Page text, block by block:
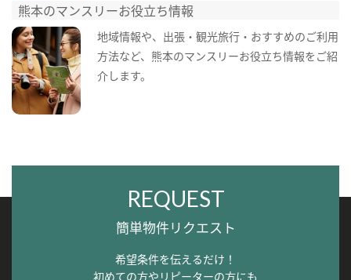
熊本のマンスリーお役立ち情報
地域情報や、出張・観光旅行・おすすめのご利用
方法など、熊本のマンスリーお役立ち情報をご紹
介します。
REQUEST
簡単物件リクエスト
希望条件を伝えるだけ！
初めての方やリピーターの方にも